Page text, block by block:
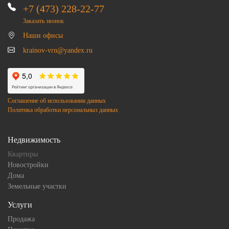
+7 (473) 228-22-77
Заказать звонок
Наши офисы
krainov-vrn@yandex.ru
Соглашение об использовании данных
Политика обработки персональныз данных
Недвижимость
Квартиры
Новостройки
Дома
Земельные участки
Услуги
Продажа